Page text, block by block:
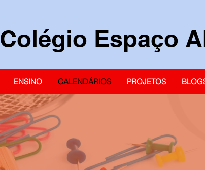
Colégio Espaço
ENSINO CALENDÁRIOS PROJETOS